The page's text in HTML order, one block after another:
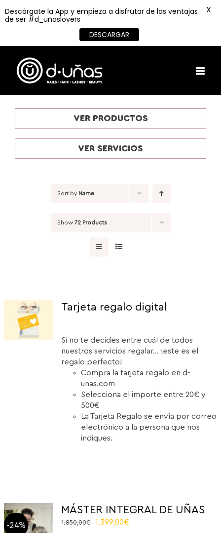
content
VER PRODUCTOS
VER SERVICIOS
Sort by Name
Show 72 Products
Tarjeta regalo digital
Si no te decides entre cuál de todos
nuestros servicios regalar... ¡este es el
regalo perfecto!
Compra la tarjeta regalo en d-
unas.com
Selecciona el importe entre 20€ y
500€
La Tarjeta Regalo se envía por correo
electrónico a la persona que nos
indiques.
-24%
MÁSTER INTEGRAL DE UÑAS
1.850,00€
Original
1.399,00€
Descárgate la App y empieza a disfrutar de las ventajas
de ser #d_uñaslovers
DESCARGAR
X